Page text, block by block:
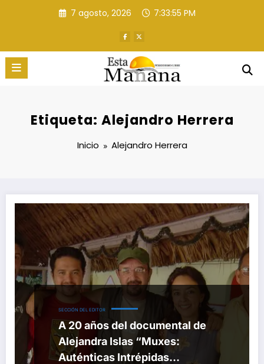
7 agosto, 2026 7:33:56 PM
Etiqueta: Alejandro Herrera
Inicio Alejandro Herrera
SECCIÓN DEL EDITOR
A 20 años del documental de
Alejandra Islas “Muxes:
Auténticas Intrépidas